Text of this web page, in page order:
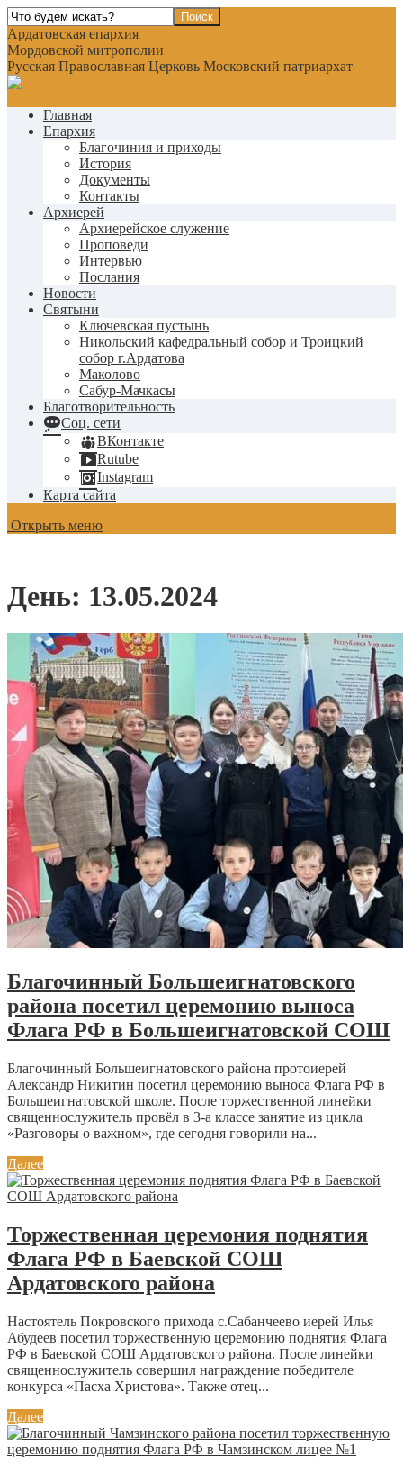
Ардатовская епархия
Мордовской митрополии
Русская Православная Церковь Московский патриархат
Главная
Епархия
Благочиния и приходы
История
Документы
Контакты
Архиерей
Архиерейское служение
Проповеди
Интервью
Послания
Новости
Святыни
Ключевская пустынь
Никольский кафедральный собор и Троицкий
собор г.Ардатова
Маколово
Сабур-Мачкасы
Благотворительность
Соц. сети
ВКонтакте
Rutube
Instagram
Карта сайта
Открыть меню
День: 13.05.2024
Благочинный Большеигнатовского
района посетил церемонию выноса
Флага РФ в Большеигнатовской СОШ
Благочинный Большеигнатовского района протоиерей
Александр Никитин посетил церемонию выноса Флага РФ в
Большеигнатовской школе. После торжественной линейки
священнослужитель провёл в 3-а классе занятие из цикла
«Разговоры о важном», где сегодня говорили на...
Далее
Торжественная церемония поднятия
Флага РФ в Баевской СОШ
Ардатовского района
Настоятель Покровского прихода с.Сабанчеево иерей Илья
Абудеев посетил торжественную церемонию поднятия Флага
РФ в Баевской СОШ Ардатовского района. После линейки
священнослужитель совершил награждение победителе
конкурса «Пасха Христова». Также отец...
Далее